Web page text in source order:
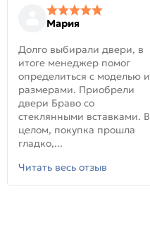
Мария
Долго выбирали двери, в
итоге менеджер помог
определиться с моделью и
размерами. Приобрели
двери Браво со
стеклянными вставками. В
целом, покупка прошла
гладко,...
Читать весь отзыв